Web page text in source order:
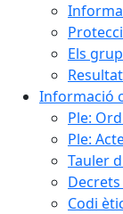
Els
Informació
Ple:
Ple:
Tauler
Codi